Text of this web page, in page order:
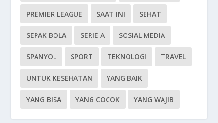
PREMIER LEAGUE SAAT INI SEHAT
SEPAK BOLA SERIE A SOSIAL MEDIA
SPANYOL SPORT TEKNOLOGI TRAVEL
UNTUK KESEHATAN YANG BAIK
YANG BISA YANG COCOK YANG WAJIB